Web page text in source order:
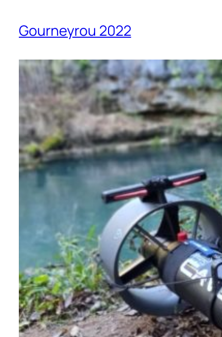
Gourneyrou 2022